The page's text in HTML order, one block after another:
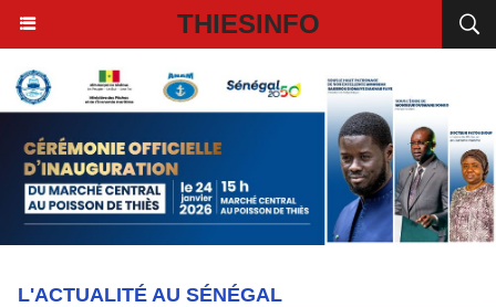
THIESINFO
L'ACTUALITÉ AU SÉNÉGAL